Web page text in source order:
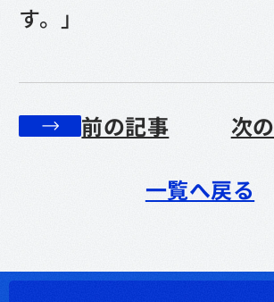
す。」
前の記事 次
一覧へ戻る